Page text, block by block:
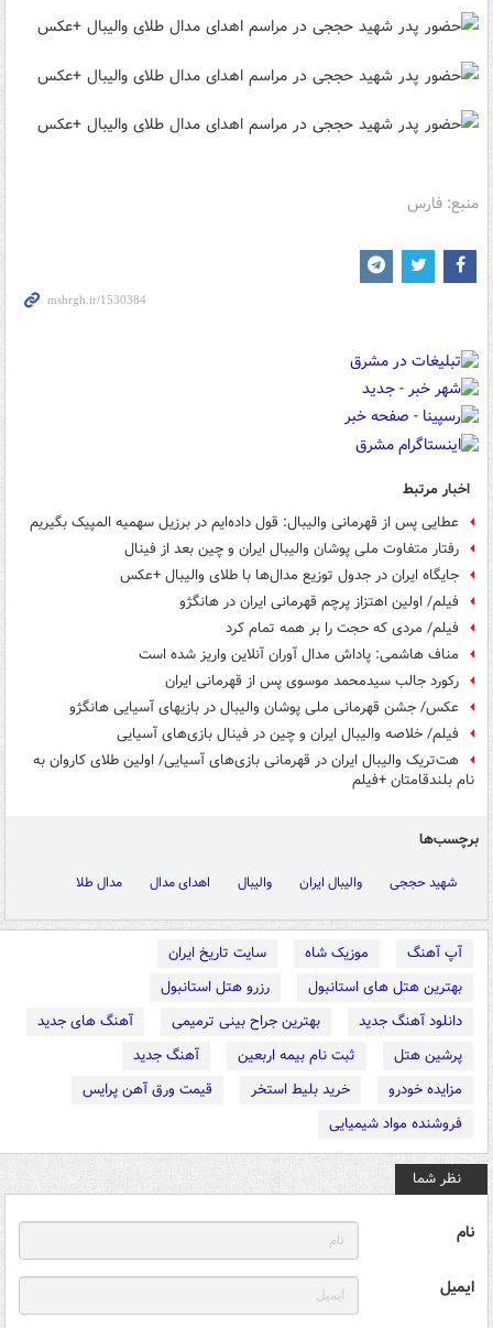
منبع: فارس
اخبار مرتبط
عطایی پس از قهرمانی والیبال: قول داده‌ایم در برزیل سهمیه المپیک بگیریم
رفتار متفاوت ملی پوشان والیبال ایران و چین بعد از فینال
جایگاه ایران در جدول توزیع‌ مدال‌ها با طلای والیبال +عکس
فیلم/ اولین اهتزاز پرچم قهرمانی ایران در هانگژو
فیلم/ مردی که حجت را بر همه تمام کرد
مناف هاشمی: پاداش مدال آوران آنلاین واریز شده است
رکورد جالب سیدمحمد موسوی پس از قهرمانی ایران
عکس/ جشن قهرمانی ملی پوشان والیبال در بازیهای آسیایی هانگژو
فیلم/ خلاصه والیبال ایران و چین در فینال بازی‌های آسیایی
هت‌تریک والیبال ایران در قهرمانی بازی‌های آسیایی/ اولین طلای کاروان به
نام بلندقامتان +فیلم
برچسب‌ها
شهید حججی والیبال ایران والیبال اهدای مدال مدال طلا
آپ آهنگ موزیک شاه
سایت تاریخ ایران
بهترین هتل های استانبول
رزرو هتل استانبول
دانلود آهنگ جدید
بهترین جراح بینی ترمیمی
آهنگ های جدید
پرشین هتل
ثبت نام بیمه اربعین
آهنگ جدید
مزایده خودرو
خرید بلیط استخر
قیمت ورق آهن پرایس
فروشنده مواد شیمیایی
نظر شما
نام
ایمیل